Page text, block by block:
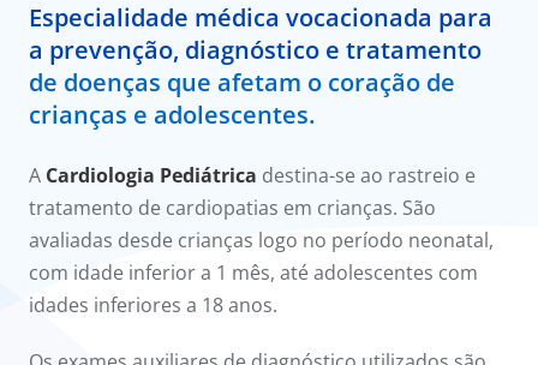
Acordos
Especialidade médica vocacionada para
a prevenção, diagnóstico e tratamento
de doenças que afetam o coração de
crianças e adolescentes.
​​A Cardiologia Pediátrica destina-se ao rastreio e
tratamento de cardiopatias em crianças. São
avaliadas desde crianças logo no período neonatal,
com idade inferior a 1 mês, até adolescentes com
idades inferiores a 18 anos.